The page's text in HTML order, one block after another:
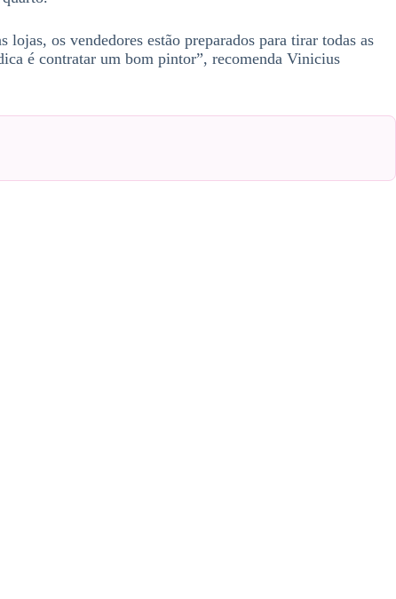
lojas, os vendedores estão preparados para tirar todas as
é contratar um bom pintor”, recomenda Vinicius